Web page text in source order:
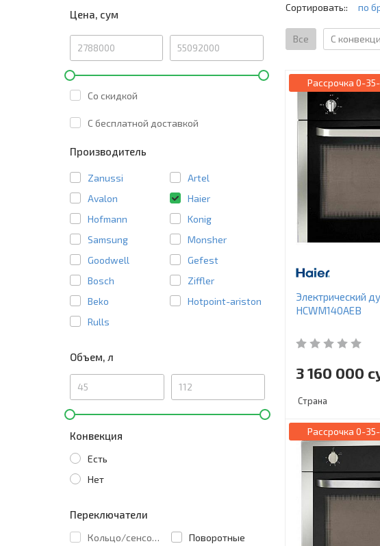
Цена, сум
Со скидкой
C бесплатной доставкой
Производитель
Zanussi
Artel
Avalon
Haier
Hofmann
Konig
Samsung
Monsher
Goodwell
Gefest
Bosch
Ziffler
Beko
Hotpoint-ariston
Rulls
Объем, л
Конвекция
Есть
Нет
Переключатели
Кольцо/сенсорные
Поворотные
Сортировать:: по
Все С
Рассрочка 0-
Электрический
HCWM140AEB
3 160 000
Страна
Рассрочка 0-